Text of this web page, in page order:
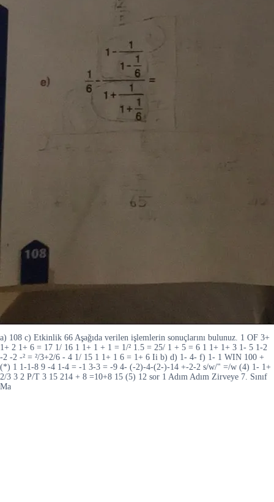
a) 108 c) Etkinlik 66 Aşağıda verilen işlemlerin sonuçlarını bulunuz. 1 OF 3+
1+ 2 1+ 6 = 17 1/ 16 1 1+ 1 + 1 = 1/² 1.5 = 25/ 1 + 5 = 6 1 1+ 1+ 3 1- 5 1-2
-2 -2 -² = ²/3+2/6 - 4 1/ 15 1 1+ 1 6 = 1+ 6 Ii b) d) 1- 4- f) 1- 1 WIN 100 +
(*) 1 1-1-8 9 -4 1-4 = -1 3-3 = -9 4- (-2)-4-(2-)-14 +-2-2 s/w/" =/w (4) 1- 1+
2/3 3 2 P/T 3 15 214 + 8 =10+8 15 (5) 12 sor 1 Adım Adım Zirveye 7. Sınıf
Ma